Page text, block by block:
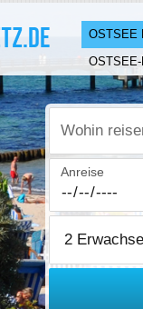
OSTSEE
Wohin reisen
Anreise